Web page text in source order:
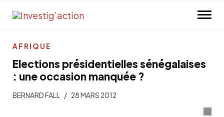
Elections présidentielles sénégalaises
: une occasion manquée ?
BERNARD FALL 28 MARS 2012
AFRIQUE